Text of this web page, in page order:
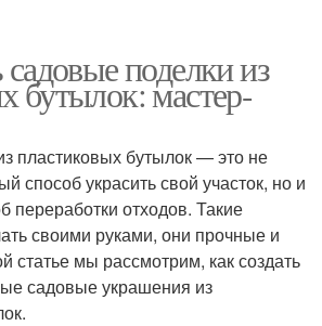
садовые поделки из
бутылок: мастер-
пластиковых бутылок — это не
способ украсить свой участок, но и
переработки отходов. Такие
своими руками, они прочные и
статье мы рассмотрим, как создать
садовые украшения из